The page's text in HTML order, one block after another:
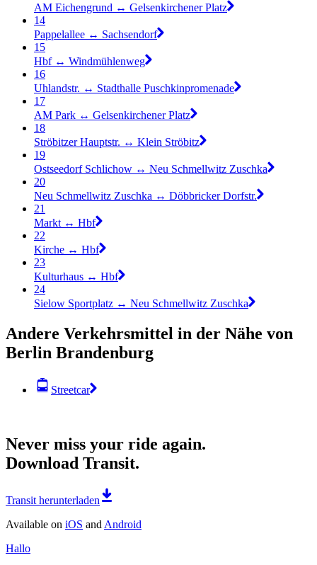
AM Eichengrund ↔︎ Gelsenkirchener Platz
14
Pappelallee ↔︎ Sachsendorf
15
Hbf ↔︎ Windmühlenweg
16
Uhlandstr. ↔︎ Stadthalle Puschkinpromenade
17
AM Park ↔︎ Gelsenkirchener Platz
18
Ströbitzer Hauptstr. ↔︎ Klein Ströbitz
19
Ostseedorf Schlichow ↔︎ Neu Schmellwitz Zuschka
20
Neu Schmellwitz Zuschka ↔︎ Döbbricker Dorfstr.
21
Markt ↔︎ Hbf
22
Kirche ↔︎ Hbf
23
Kulturhaus ↔︎ Hbf
24
Sielow Sportplatz ↔︎ Neu Schmellwitz Zuschka
Andere Verkehrsmittel in der Nähe von
Berlin Brandenburg
Streetcar
Never miss your ride again.
Download Transit.
Transit herunterladen
Available on iOS and Android
Hallo